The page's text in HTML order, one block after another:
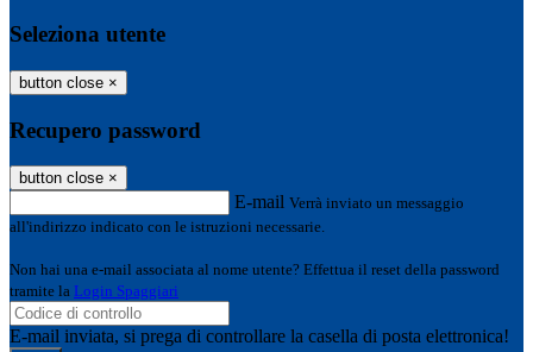
Seleziona utente
button close ×
Recupero password
button close ×
E-mail Verrà inviato un messaggio
all'indirizzo indicato con le istruzioni necessarie.
Non hai una e-mail associata al nome utente? Effettua il reset della password
tramite la Login Spaggiari
E-mail inviata, si prega di controllare la casella di posta elettronica!